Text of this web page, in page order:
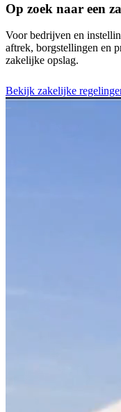
Op zoek naar een
Voor bedrijven en
aftrek, borgstellingen en
zakelijke opslag.
Bekijk zakelijke